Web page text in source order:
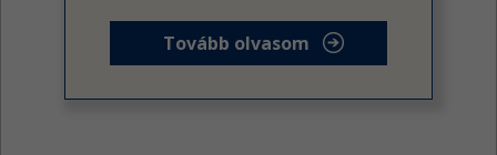
Tovább olvasom